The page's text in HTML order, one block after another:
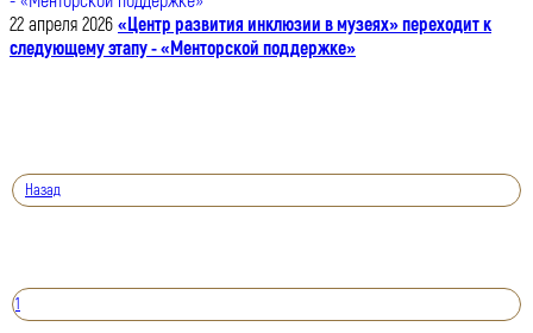
22 апреля 2026 «Центр развития инклюзии в музеях» переходит к
следующему этапу - «Менторской поддержке»
Назад
1